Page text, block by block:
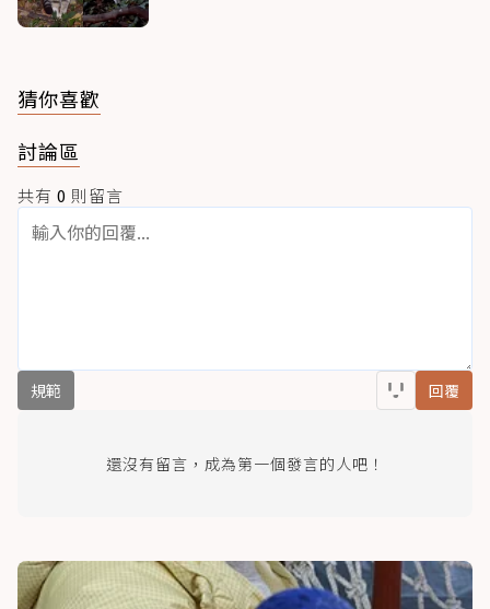
猜你喜歡
討論區
共有 0 則留言
規範 回覆
還沒有留言，成為第一個發言的人吧！